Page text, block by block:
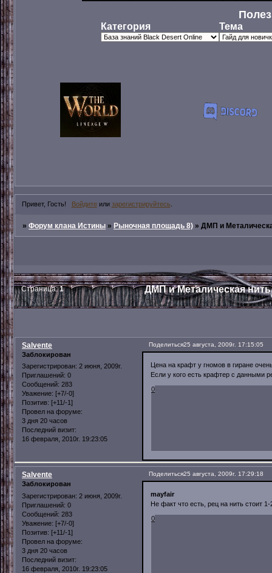
Категория Тема
Привет, Гость! Войдитеили зарегистрируйтесь
»Форум клана Истины »Рыночная площадь 8) »ДМП и
ДМП и Металическая нить
Страница:1
Поделиться25 августа, 2009г. 17:15:05
Salvente
Заблокирован
Зарегистрирован: 2 июня, 2009г.
Приглашений: 0
Сообщений: 283
Уважение: [+7/-0]
Позитив: [+11/-1]
Провел на форуме:
3 дня 20 часов
Последний визит:
16 февраля, 2010г. 19:23:05
Цена на крафт у гномов в гиране
Если у кого есть крафтер с данными
0
Поделиться25 августа, 2009г. 17:29:18
Salvente
Заблокирован
Зарегистрирован: 2 июня, 2009г.
Приглашений: 0
Сообщений: 283
Уважение: [+7/-0]
Позитив: [+11/-1]
Провел на форуме:
3 дня 20 часов
Последний визит:
16 февраля, 2010г. 19:23:05
mayfair
Не факт что есть, рец на нить стоит 1-
0